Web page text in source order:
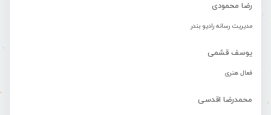
رضا محمودی
مدیریت رسانه رادیو بندر
یوسف قشمی
فعال هنری
محمدرضا اقدسی